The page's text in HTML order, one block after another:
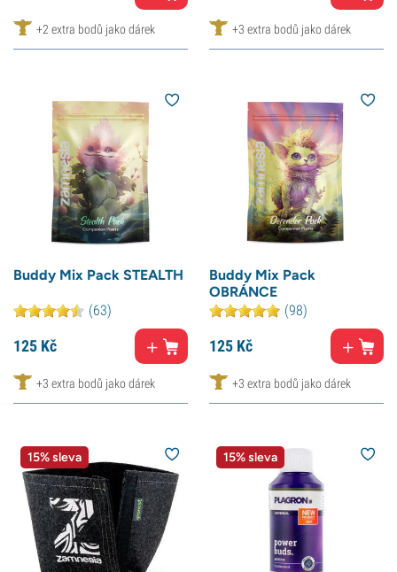
+2 extra bodů jako dárek +3 extra bodů jako dárek
Buddy Mix Pack STEALTH
(63)
125 Kč
+3 extra bodů jako dárek
Buddy Mix Pack
OBRÁNCE
(98)
125 Kč
+3 extra bodů jako dárek
15% sleva 15% sleva